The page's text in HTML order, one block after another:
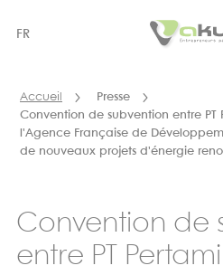
FR
Accueil
Presse
Convention de subvention entre PT
l'Agence Française de
de nouveaux projets d'énergie
Convention de
entre PT